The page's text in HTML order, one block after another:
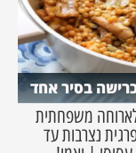
בסיר אחד
משפחתית
נצרבות עד